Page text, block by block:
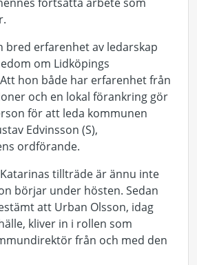
bred erfarenhet av ledarskap
om Lidköpings
hon både har erfarenhet från
och en lokal förankring gör
för att leda kommunen
Edvinsson (S),
ordförande.
tillträde är ännu inte
börjar under hösten. Sedan
att Urban Olsson, idag
kliver in i rollen som
från och med den